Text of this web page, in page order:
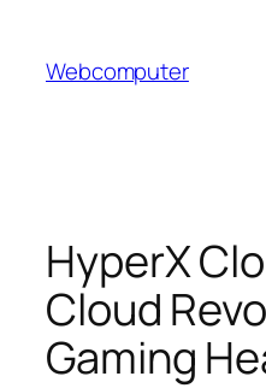
innehåll
Webcomputer
HyperX
Cloud
Gaming